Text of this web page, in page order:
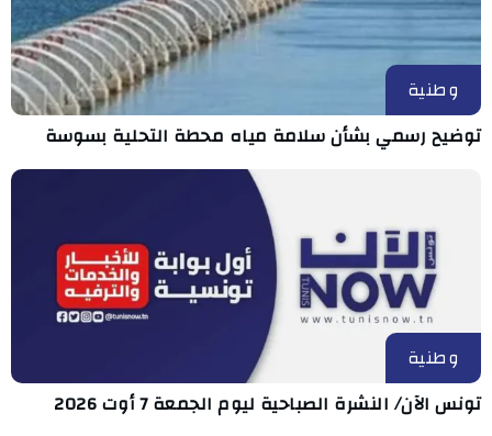
وطنية
توضيح رسمي بشأن سلامة مياه محطة التحلية بسوسة
وطنية
تونس الآن/ النشرة الصباحية ليوم الجمعة 7 أوت 2026